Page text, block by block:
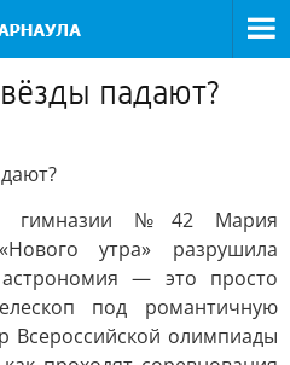
падают?
гимназии №42 Мария
утра» разрушила
— это просто
под романтичную
Всероссийской олимпиады